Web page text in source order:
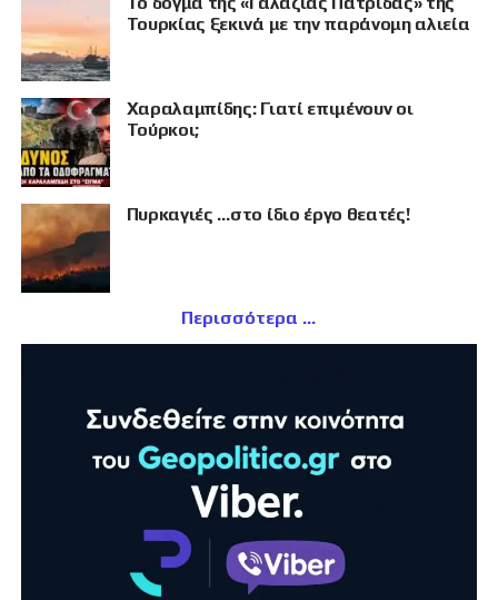
Τουρκίας ξεκινά με την παράνομη αλιεία
Χαραλαμπίδης: Γιατί επιμένουν οι
Τούρκοι;
Πυρκαγιές …στο ίδιο έργο θεατές!
Περισσότερα